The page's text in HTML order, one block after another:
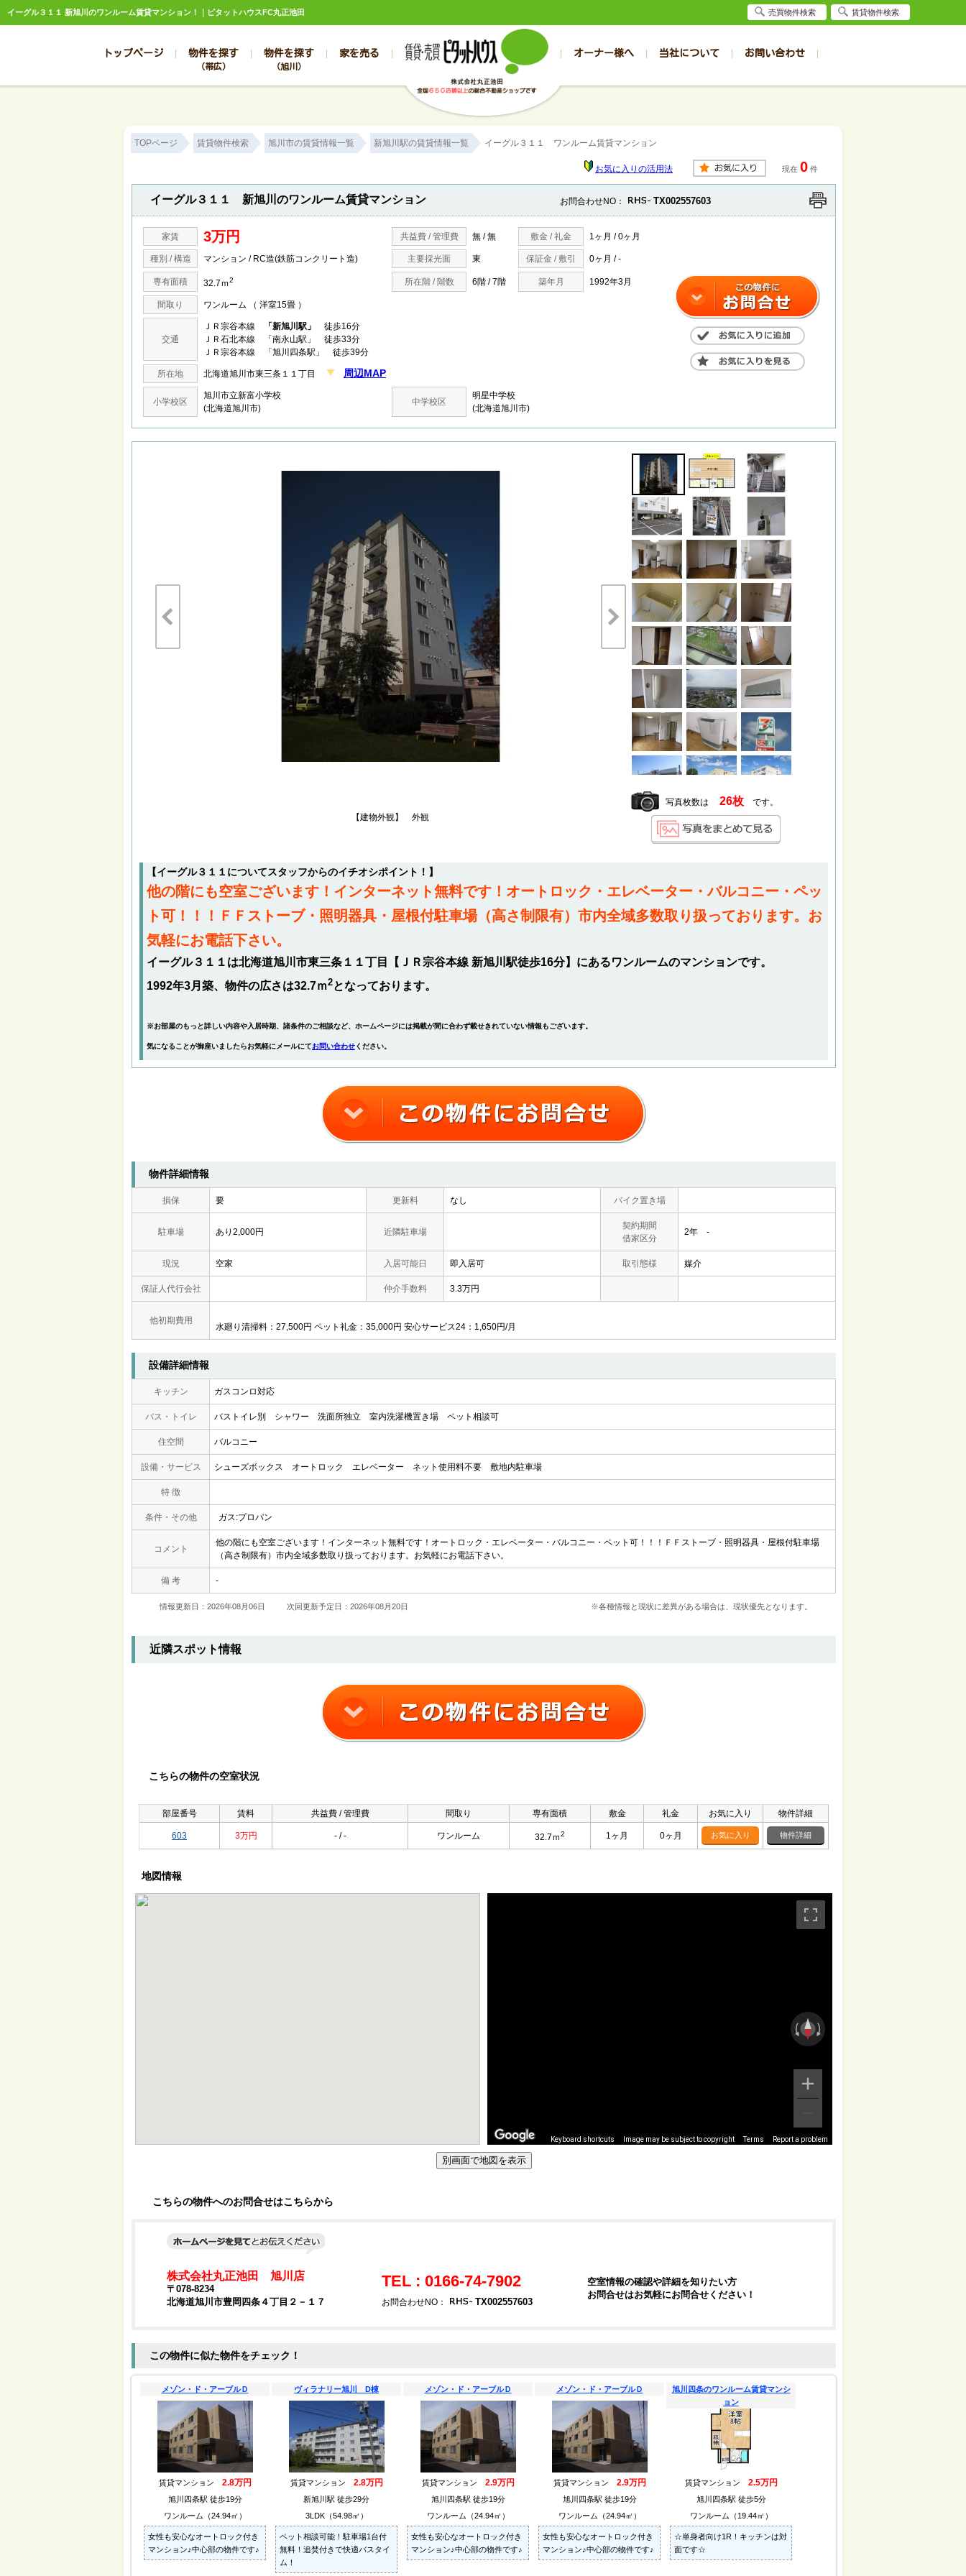
イーグル３１１ 新旭川のワンルーム賃貸マンション！｜ピタットハウスFC丸正池田
トップページ 物件を探す
（帯広）
帯広の売買物件一覧
帯広の新築一戸建て
帯広の中古マンション
帯広の1000万円以下
帯広の1000万～2000万円
帯広の賃貸物件一覧
帯広の賃貸アパート
帯広の賃貸マンション
帯広の賃貸事務所
帯広の1R～1K
帯広の2K～2LDK
物件を探す
（旭川）
旭川の売買物件一覧
旭川の新築一戸建て
旭川の中古マンション
旭川の1000万円以下
旭川の1000万～2000万円
旭川の賃貸物件一覧
旭川の賃貸アパート
旭川の賃貸マンション
旭川の賃貸事務所
旭川の1R～1K
旭川の2K～2LDK
家を売る オーナー様へ 当社について
スタッフブログ お客様の声
お問い合わせ
売却のお問合せ 入居者様専用（帯広店）
TOPページ 賃貸物件検索 旭川市の賃貸情報一覧 新旭川駅の賃貸情報一覧 イーグル３１１ ワンルーム賃貸マンション
お気に入りの活用法 現在 0 件
イーグル３１１ 新旭川のワンルーム賃貸マンション お問合わせNO： TX002557603
家賃 3万円 共益費 / 管理費 無 / 無 敷金 / 礼金 1ヶ月 / 0ヶ月
種別 / 構造 マンション / RC造(鉄筋コンクリート造) 主要採光面 東 保証金 / 敷引 0ヶ月 / -
専有面積 32.7ｍ2 所在階 / 階数 6階 / 7階 築年月 1992年3月
間取り ワンルーム （ 洋室15畳 ）
交通
ＪＲ宗谷本線 「新旭川駅」
徒歩16分
ＪＲ石北本線 「南永山駅」 徒歩33分
ＪＲ宗谷本線 「旭川四条駅」 徒歩39分
所在地 北海道旭川市東三条１１丁目 周辺MAP
小学校区
旭川市立新富小学校
(北海道旭川市)
中学校区
明星中学校
(北海道旭川市)
【建物外観】 外観
写真枚数は 26枚です。
【イーグル３１１についてスタッフからのイチオシポイント！】
他の階にも空室ございます！インターネット無料です！オートロック・エレベーター・バルコニー・ペッ
ト可！！！ＦＦストーブ・照明器具・屋根付駐車場（高さ制限有）市内全域多数取り扱っております。お
気軽にお電話下さい。
イーグル３１１は北海道旭川市東三条１１丁目【ＪＲ宗谷本線 新旭川駅徒歩16分】にあるワンルームのマンションです。
1992年3月築、物件の広さは32.7ｍ2となっております。
※お部屋のもっと詳しい内容や入居時期、諸条件のご相談など、ホームページには掲載が間に合わず載せきれていない情報もございます。
気になることが御座いましたらお気軽にメールにてお問い合わせください。
物件詳細情報
損保 要 更新料 なし バイク置き場
駐車場 あり2,000円 近隣駐車場
契約期間
借家区分
2年 -
現況 空家 入居可能日 即入居可 取引態様 媒介
保証人代行会社 仲介手数料 3.3万円
他初期費用
水廻り清掃料：27,500円 ペット礼金：35,000円 安心サービス24：1,650円/月
設備詳細情報
キッチン ガスコンロ対応
バス・トイレ バストイレ別 シャワー 洗面所独立 室内洗濯機置き場 ペット相談可
住空間 バルコニー
設備・サービス シューズボックス オートロック エレベーター ネット使用料不要 敷地内駐車場
特 徴
条件・その他 ガス:プロパン
コメント
他の階にも空室ございます！インターネット無料です！オートロック・エレベーター・バルコニー・ペット可！！！ＦＦストーブ・照明器具・屋根付駐車場
（高さ制限有）市内全域多数取り扱っております。お気軽にお電話下さい。
備 考 -
情報更新日：2026年08月06日 次回更新予定日：2026年08月20日 ※各種情報と現状に差異がある場合は、現状優先となります。
近隣スポット情報
こちらの物件の空室状況
部屋番号 賃料 共益費 / 管理費 間取り 専有面積 敷金 礼金 お気に入り 物件詳細
603 3万円 - / - ワンルーム 32.7ｍ2 1ヶ月 0ヶ月 お気に入り 物件詳細
地図情報
Keyboard shortcuts Image may be subject to copyright Terms Report a problem
こちらの物件へのお問合せはこちらから
株式会社丸正池田 旭川店
〒078-8234
北海道旭川市豊岡四条４丁目２－１７
TEL : 0166-74-7902
お問合わせNO： TX002557603
空室情報の確認や詳細を知りたい方
お問合せはお気軽にお問合せください！
この物件に似た物件をチェック！
メゾン・ド・アーブルＤ
賃貸マンション 2.8万円
旭川四条駅 徒歩19分
ワンルーム（24.94㎡）
女性も安心なオートロック付き
マンション♪中心部の物件です♪
ヴィラナリー旭川 D棟
賃貸マンション 2.8万円
新旭川駅 徒歩29分
3LDK（54.98㎡）
ペット相談可能！駐車場1台付
無料！追焚付きで快適バスタイ
ム！
メゾン・ド・アーブルＤ
賃貸マンション 2.9万円
旭川四条駅 徒歩19分
ワンルーム（24.94㎡）
女性も安心なオートロック付き
マンション♪中心部の物件です♪
メゾン・ド・アーブルＤ
賃貸マンション 2.9万円
旭川四条駅 徒歩19分
ワンルーム（24.94㎡）
女性も安心なオートロック付き
マンション♪中心部の物件です♪
旭川四条のワンルーム賃貸マンシ
ョン
賃貸マンション 2.5万円
旭川四条駅 徒歩5分
ワンルーム（19.44㎡）
☆単身者向け1R！キッチンは対
面です☆
売買物件検索 賃貸物件検索